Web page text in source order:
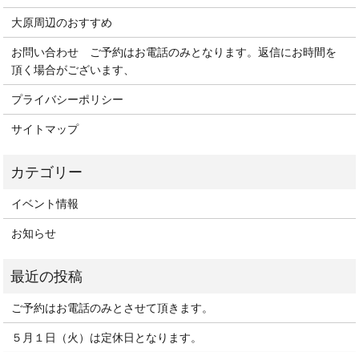
大原周辺のおすすめ
お問い合わせ ご予約はお電話のみとなります。返信にお時間を
頂く場合がございます、
プライバシーポリシー
サイトマップ
イベント情報
お知らせ
ご予約はお電話のみとさせて頂きます。
５月１日（火）は定休日となります。